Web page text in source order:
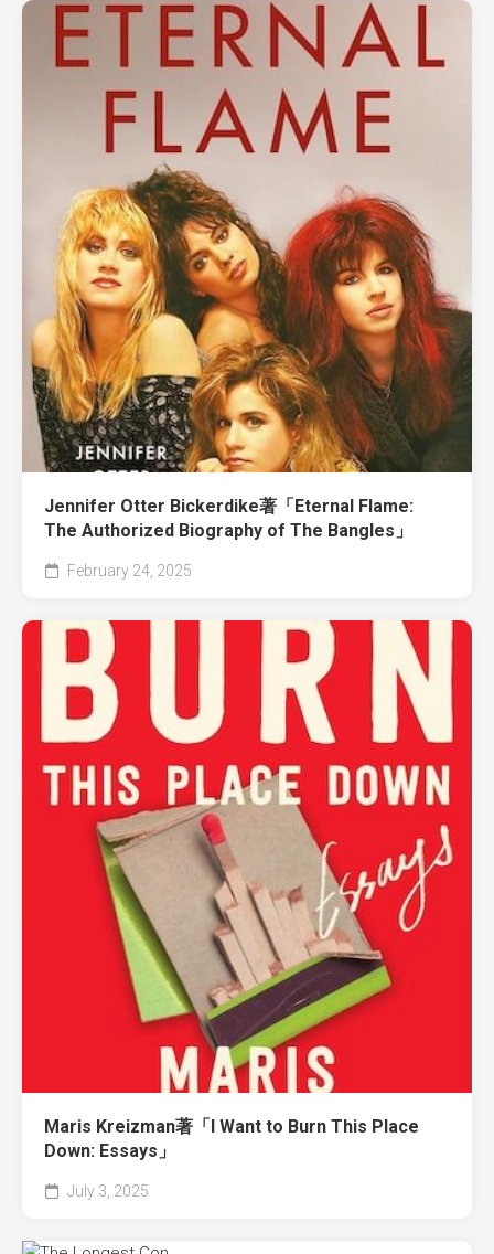
Jennifer Otter Bickerdike著「Eternal Flame:
The Authorized Biography of The Bangles」
February 24, 2025
Maris Kreizman著「I Want to Burn This Place
Down: Essays」
July 3, 2025